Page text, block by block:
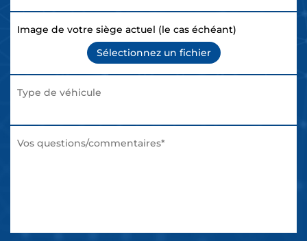
Image de votre siège actuel (le cas échéant)
Sélectionnez un fichier